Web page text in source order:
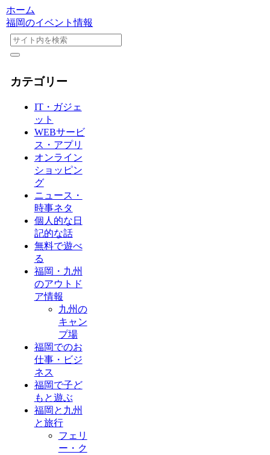
ホーム
福岡のイベント情報
カテゴリー
IT・ガジェ
ット
WEBサービ
ス・アプリ
オンライン
ショッピン
グ
ニュース・
時事ネタ
個人的な日
記的な話
無料で遊べ
る
福岡・九州
のアウトド
ア情報
九州の
キャン
プ場
福岡でのお
仕事・ビジ
ネス
福岡で子ど
もと遊ぶ
福岡と九州
と旅行
フェリ
ー・ク